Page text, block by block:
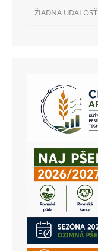
ŽIADNA UDALOSŤ